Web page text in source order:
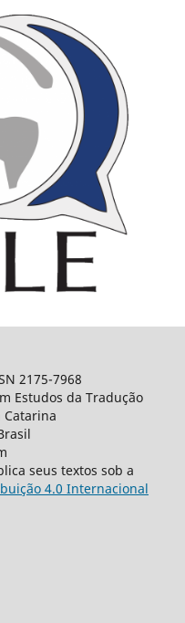
2175-7968
Estudos da Tradução
Catarina
seus textos sob a
4.0 Internacional